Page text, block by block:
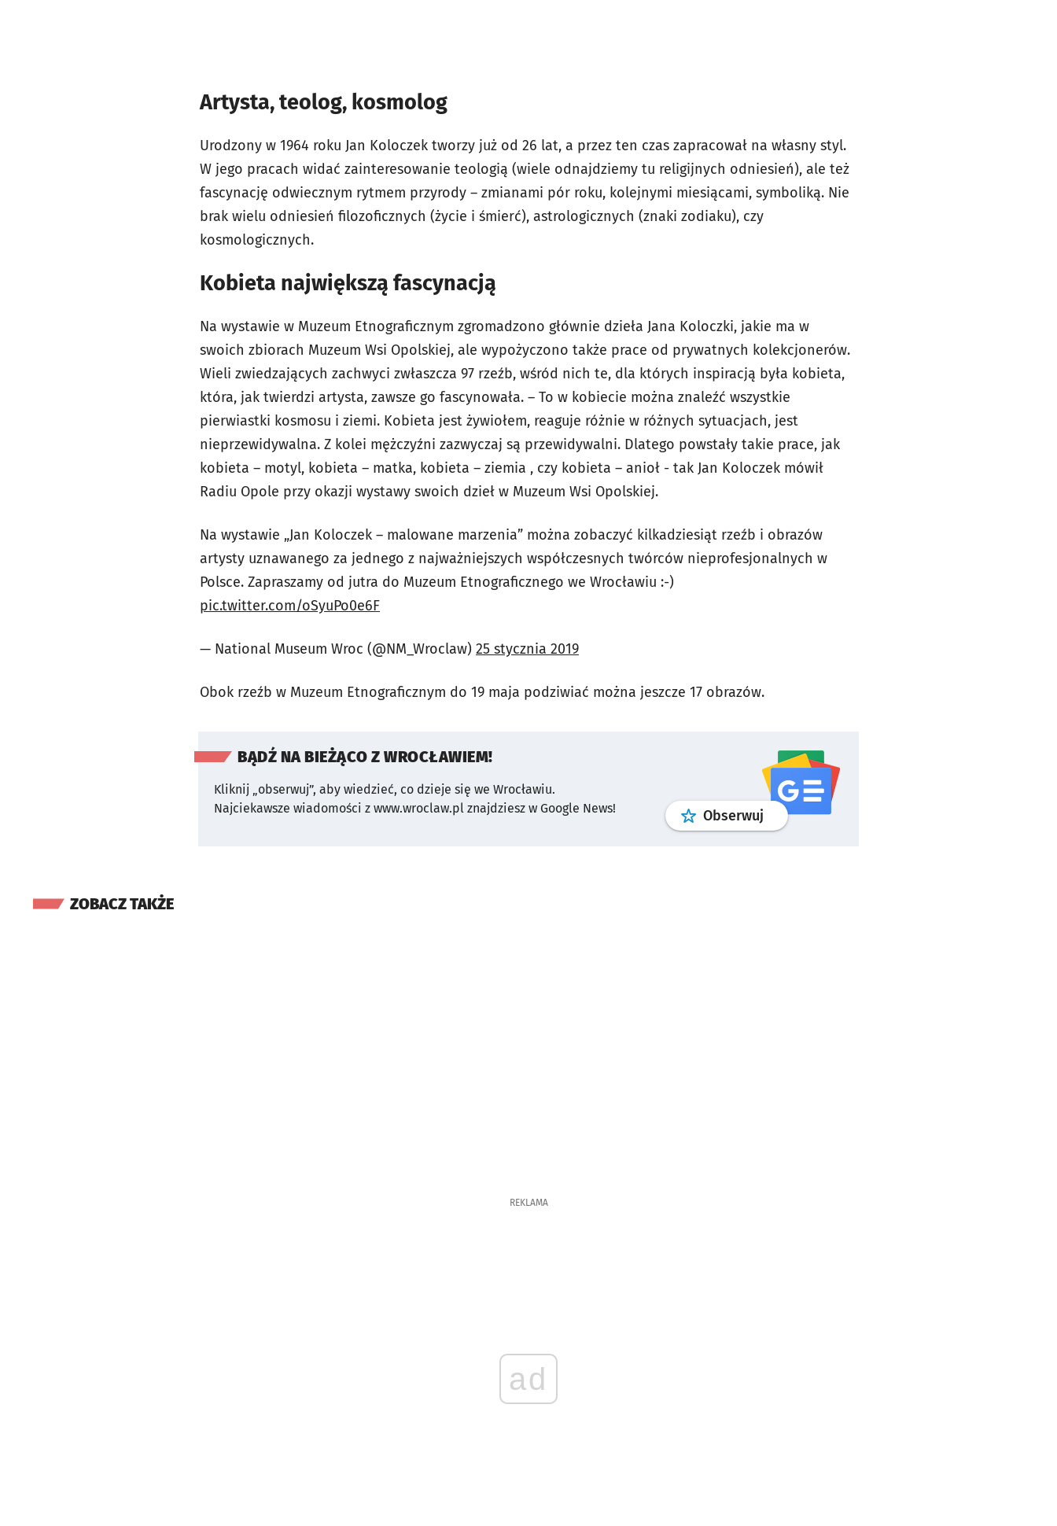
Artysta, teolog, kosmolog
Urodzony w 1964 roku Jan Koloczek tworzy już od 26 lat, a przez ten czas zapracował na własny styl.
W jego pracach widać zainteresowanie teologią (wiele odnajdziemy tu religijnych odniesień), ale też
fascynację odwiecznym rytmem przyrody – zmianami pór roku, kolejnymi miesiącami, symboliką. Nie
brak wielu odniesień filozoficznych (życie i śmierć), astrologicznych (znaki zodiaku), czy
kosmologicznych.
Kobieta największą fascynacją
Na wystawie w Muzeum Etnograficznym zgromadzono głównie dzieła Jana Koloczki, jakie ma w
swoich zbiorach Muzeum Wsi Opolskiej, ale wypożyczono także prace od prywatnych kolekcjonerów.
Wieli zwiedzających zachwyci zwłaszcza 97 rzeźb, wśród nich te, dla których inspiracją była kobieta,
która, jak twierdzi artysta, zawsze go fascynowała. – To w kobiecie można znaleźć wszystkie
pierwiastki kosmosu i ziemi. Kobieta jest żywiołem, reaguje różnie w różnych sytuacjach, jest
nieprzewidywalna. Z kolei mężczyźni zazwyczaj są przewidywalni. Dlatego powstały takie prace, jak
kobieta – motyl, kobieta – matka, kobieta – ziemia , czy kobieta – anioł - tak Jan Koloczek mówił
Radiu Opole przy okazji wystawy swoich dzieł w Muzeum Wsi Opolskiej.
Na wystawie „Jan Koloczek – malowane marzenia” można zobaczyć kilkadziesiąt rzeźb i obrazów
artysty uznawanego za jednego z najważniejszych współczesnych twórców nieprofesjonalnych w
Polsce. Zapraszamy od jutra do Muzeum Etnograficznego we Wrocławiu :-)
pic.twitter.com/oSyuPo0e6F
— National Museum Wroc (@NM_Wroclaw) 25 stycznia 2019
Obok rzeźb w Muzeum Etnograficznym do 19 maja podziwiać można jeszcze 17 obrazów.
BĄDŹ NA BIEŻĄCO Z WROCŁAWIEM!
Kliknij „obserwuj”, aby wiedzieć, co dzieje się we Wrocławiu.
Najciekawsze wiadomości z www.wroclaw.pl znajdziesz w Google News!
Obserwuj profilgoogle news
ZOBACZ TAKŻE
REKLAMA
ad